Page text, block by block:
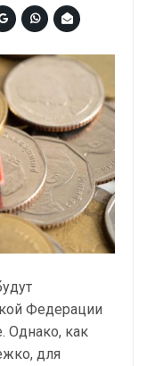
Федерации
Однако, как
для